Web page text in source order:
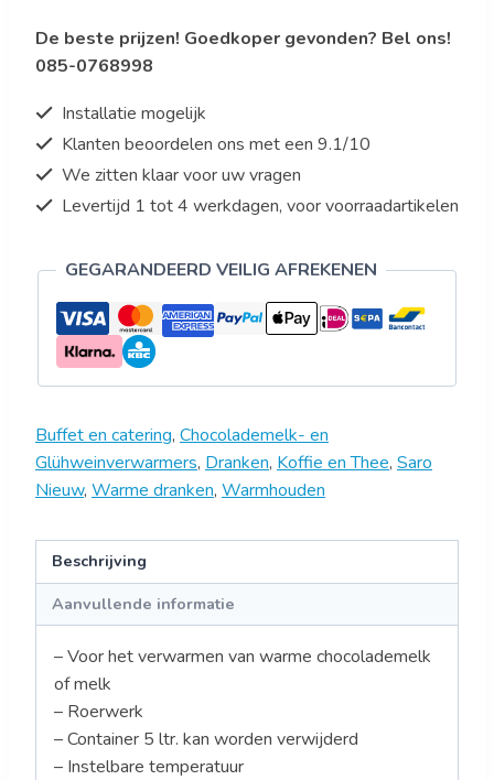
-
5
-
lekbak
-
Model
De beste prijzen! Goedkoper gevonden? Bel ons!
085-0768998
Installatie mogelijk
Klanten beoordelen ons met een 9.1/10
We zitten klaar voor uw vragen
Levertijd 1 tot 4 werkdagen, voor voorraadartikelen
GEGARANDEERD VEILIG AFREKENEN
Buffet en catering, Chocolademelk- en
Glühweinverwarmers, Dranken, Koffie en Thee, Saro
Nieuw, Warme dranken, Warmhouden
Beschrijving
Aanvullende informatie
– Voor het verwarmen van warme chocolademelk
of melk
– Roerwerk
– Container 5 ltr. kan worden verwijderd
– Instelbare temperatuur